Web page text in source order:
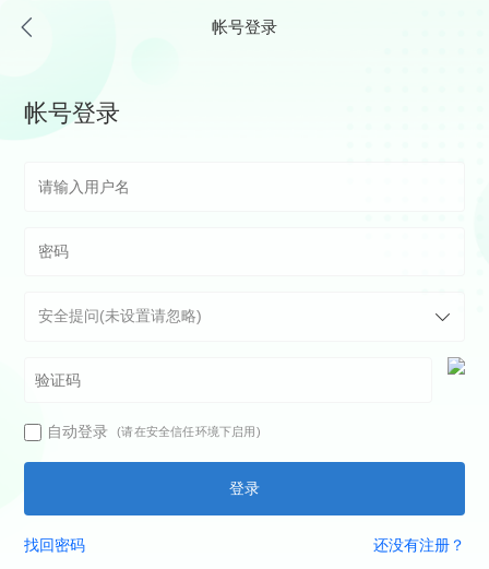
帐号登录
帐号登录
自动登录 (请在安全信任环境下启用)
登录
找回密码 还没有注册？